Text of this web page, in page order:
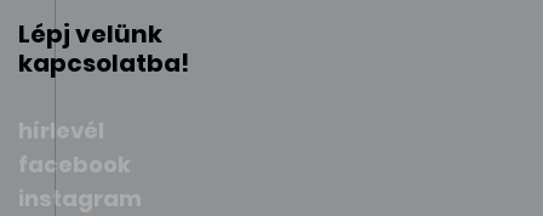
Lépj velünk
kapcsolatba!
hírlevél
facebook
instagram